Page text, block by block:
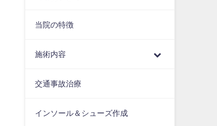
当院の特徴
施術内容
交通事故治療
インソール＆シューズ作成